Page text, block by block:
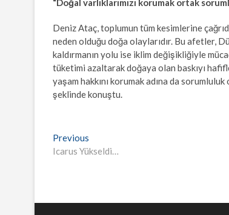
Deniz Ataç, toplumun tüm kesimlerine
neden olduğu doğa olaylarıdır. Bu afetler,
kaldırmanın yolu ise iklim değişikliğiyle
tüketimi azaltarak doğaya olan baskıyı
yaşam hakkını korumak adına da
şeklinde konuştu.
Yazı
gezinmesi
Previous
post:
Icarus Yükseldi…